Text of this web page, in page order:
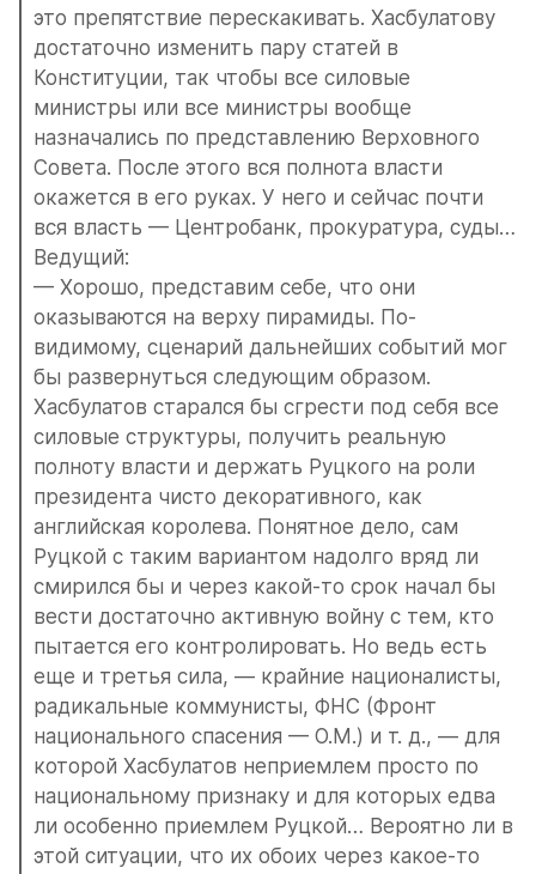
это препятствие перескакивать. Хасбулатову
достаточно изменить пару статей в
Конституции, так чтобы все силовые
министры или все министры вообще
назначались по представлению Верховного
Совета. После этого вся полнота власти
окажется в его руках. У него и сейчас почти
вся власть — Центробанк, прокуратура, суды…
Ведущий:
— Хорошо, представим себе, что они
оказываются на верху пирамиды. По-
видимому, сценарий дальнейших событий мог
бы развернуться следующим образом.
Хасбулатов старался бы сгрести под себя все
силовые структуры, получить реальную
полноту власти и держать Руцкого на роли
президента чисто декоративного, как
английская королева. Понятное дело, сам
Руцкой с таким вариантом надолго вряд ли
смирился бы и через какой-то срок начал бы
вести достаточно активную войну с тем, кто
пытается его контролировать. Но ведь есть
еще и третья сила, — крайние националисты,
радикальные коммунисты, ФНС (Фронт
национального спасения — О.М.) и т. д., — для
которой Хасбулатов неприемлем просто по
национальному признаку и для которых едва
ли особенно приемлем Руцкой… Вероятно ли в
этой ситуации, что их обоих через какое-то